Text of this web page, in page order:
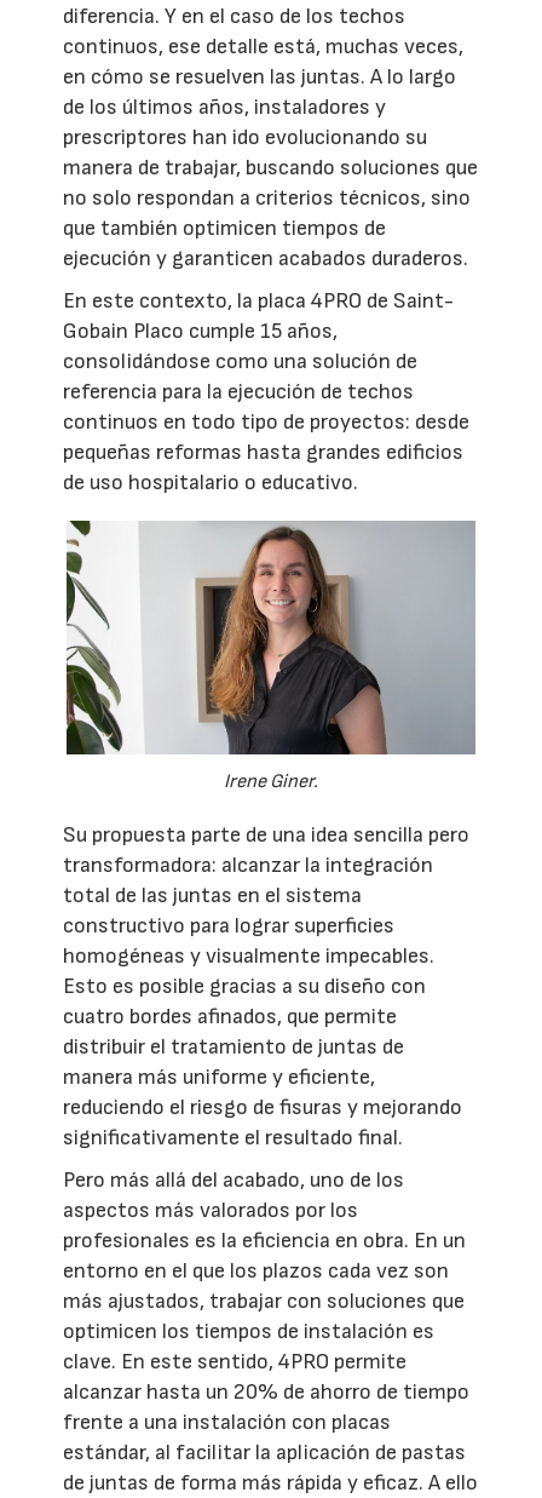
diferencia. Y en el caso de los techos
continuos, ese detalle está, muchas veces,
en cómo se resuelven las juntas. A lo largo
de los últimos años, instaladores y
prescriptores han ido evolucionando su
manera de trabajar, buscando soluciones que
no solo respondan a criterios técnicos, sino
que también optimicen tiempos de
ejecución y garanticen acabados duraderos.
En este contexto, la placa 4PRO de Saint-
Gobain Placo cumple 15 años,
consolidándose como una solución de
referencia para la ejecución de techos
continuos en todo tipo de proyectos: desde
pequeñas reformas hasta grandes edificios
de uso hospitalario o educativo.
Irene Giner.
Su propuesta parte de una idea sencilla pero
transformadora: alcanzar la integración
total de las juntas en el sistema
constructivo para lograr superficies
homogéneas y visualmente impecables.
Esto es posible gracias a su diseño con
cuatro bordes afinados, que permite
distribuir el tratamiento de juntas de
manera más uniforme y eficiente,
reduciendo el riesgo de fisuras y mejorando
significativamente el resultado final.
Pero más allá del acabado, uno de los
aspectos más valorados por los
profesionales es la eficiencia en obra. En un
entorno en el que los plazos cada vez son
más ajustados, trabajar con soluciones que
optimicen los tiempos de instalación es
clave. En este sentido, 4PRO permite
alcanzar hasta un 20% de ahorro de tiempo
frente a una instalación con placas
estándar, al facilitar la aplicación de pastas
de juntas de forma más rápida y eficaz. A ello